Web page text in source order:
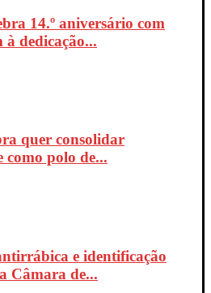
14.º aniversário com
à dedicação...
quer consolidar
como polo de...
e identificação
Câmara de...